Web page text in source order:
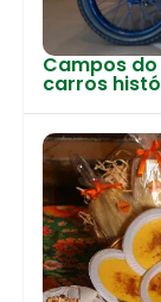
Campos
carros